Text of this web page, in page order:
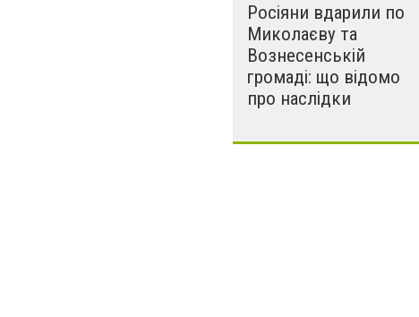
Росіяни вдарили по
Миколаєву та
Вознесенській
громаді: що відомо
про наслідки